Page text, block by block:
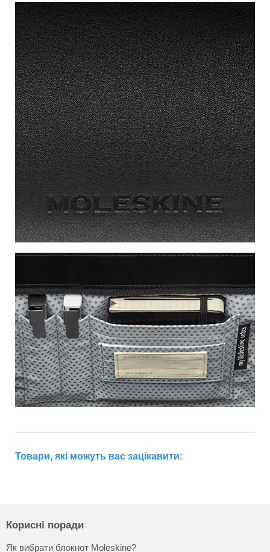
Товари, які можуть вас зацікавити:
Корисні поради
Як вибрати блокнот Moleskine?